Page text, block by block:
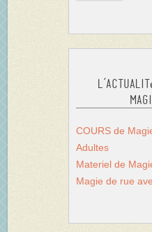
COURS de
Adultes
Materiel de
Magie de rue